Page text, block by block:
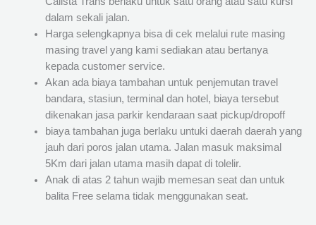
dalam sekali jalan.
Harga selengkapnya bisa di cek melalui rute masing
masing travel yang kami sediakan atau bertanya
kepada customer service.
Akan ada biaya tambahan untuk penjemutan travel
bandara, stasiun, terminal dan hotel, biaya tersebut
dikenakan jasa parkir kendaraan saat pickup/dropoff
biaya tambahan juga berlaku untuki daerah daerah yang
jauh dari poros jalan utama. Jalan masuk maksimal
5Km dari jalan utama masih dapat di tolelir.
Anak di atas 2 tahun wajib memesan seat dan untuk
balita Free selama tidak menggunakan seat.